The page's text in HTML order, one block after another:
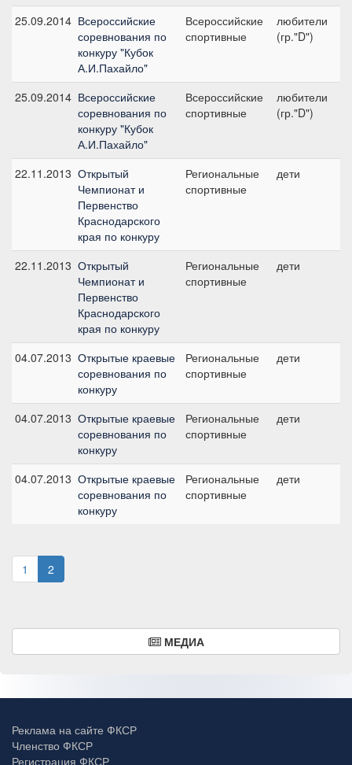
25.09.2014 Всероссийские
соревнования по
конкуру "Кубок
А.И.Пахайло"
Всероссийские
спортивные
любители
(гр."D")
25.09.2014 Всероссийские
соревнования по
конкуру "Кубок
А.И.Пахайло"
Всероссийские
спортивные
любители
(гр."D")
22.11.2013 Открытый
Чемпионат и
Первенство
Краснодарского
края по конкуру
Региональные
спортивные
дети
22.11.2013 Открытый
Чемпионат и
Первенство
Краснодарского
края по конкуру
Региональные
спортивные
дети
04.07.2013 Открытые краевые
соревнования по
конкуру
Региональные
спортивные
дети
04.07.2013 Открытые краевые
соревнования по
конкуру
Региональные
спортивные
дети
04.07.2013 Открытые краевые
соревнования по
конкуру
Региональные
спортивные
дети
1 2
МЕДИА
Реклама на сайте ФКСР
Членство ФКСР
Регистрация ФКСР